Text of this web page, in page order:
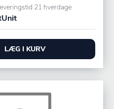
21 hverdage
LÆG I KURV